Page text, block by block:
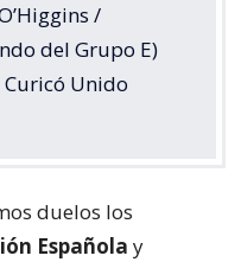
/
del Grupo E)
Curicó Unido
duelos los
Española y